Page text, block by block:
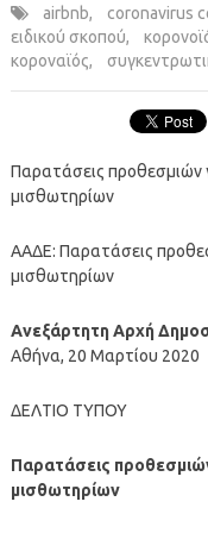
airbnb, coronavirus
ειδικού σκοπού,
κοροναϊός,
Παρατάσεις προθεσμιών
μισθωτηρίων
ΑΑΔΕ: Παρατάσεις
μισθωτηρίων
Ανεξάρτητη Αρχή
Αθήνα, 20 Μαρτίου 2020
ΔΕΛΤΙΟ ΤΥΠΟΥ
Παρατάσεις
μισθωτηρίων